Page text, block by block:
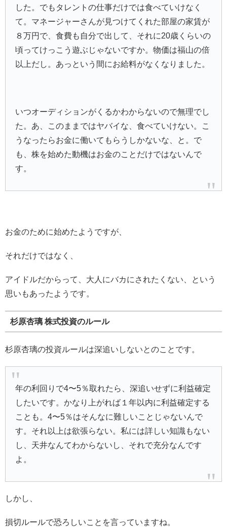
した。でもタレントの仕事だけでは食べていけなく
て。マネージャーさんが見つけてくれた部屋の家賃が
８万円で、食費も自分で出して、それに20歳くらいの
頃ってけっこう遊ぶじゃないですか。物価は福山の倍
以上だし。あっという間にお給料がなくなりました。
いつオーディションがくるかわからないので無理でし
た。あ、このままではヤバイな、食べていけない。こ
うなったらお金に働いてもらうしかないな、と。で
も、株を始めた動機はお金のことだけではないんで
す。
お金のために始めたようですが、
それだけではなく、
アイドルだからって、大人にバカにされたくない、という
思いもあったようです。
杉原杏璃 株式投資のルール
杉原杏璃の投資ルールは深追いしないとのことです。
年の利回りで4〜5％取れたら、深追いせずに利益確定
したいです。かなり上がれば１年以内に利益確定する
ことも。4〜5％はそんなに難しいことじゃないんで
す。それ以上は欲張らない。私には詳しい知識もない
し、天井なんてわからないし、それで充分なんです
よ。
しかし、
損切ルールで恐ろしいことを言っていますね。